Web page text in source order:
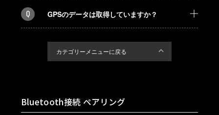
Q GPSのデータは取得していますか？
カテゴリーメニューに戻る
Bluetooth接続 ペアリング